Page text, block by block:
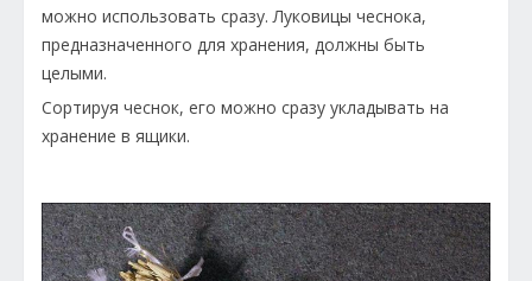
можно использовать сразу. Луковицы чеснока,
предназначенного для хранения, должны быть
целыми.
Сортируя чеснок, его можно сразу укладывать на
хранение в ящики.